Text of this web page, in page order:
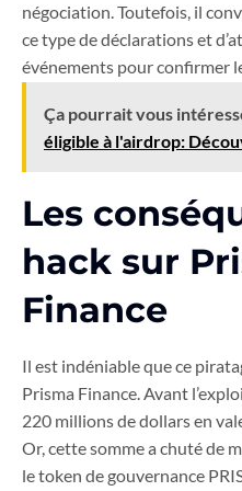
négociation. Toutefois, il
ce type de déclarations et
événements pour confirmer
Ça pourrait vous
éligible à l'airdrop:
Les
hack sur
Finance
Il est indéniable que ce
Prisma Finance. Avant
220 millions de dollars en
Or, cette somme a chuté de
le token de gouvernance